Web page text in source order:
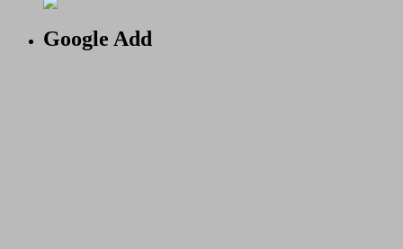
Google Add